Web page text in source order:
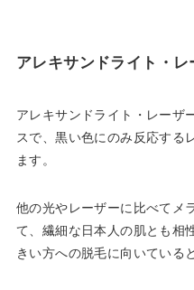
アレキサンドライト・レ
アレキサンドライト・レーザ
スで、黒い色にのみ反応する
ます。
他の光やレーザーに比べてメ
て、繊細な日本人の肌とも相
きい方への脱毛に向いている